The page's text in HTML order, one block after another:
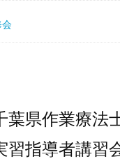
会
県作業療法
指導者講習